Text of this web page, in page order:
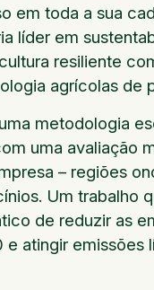
em toda a sua
líder em
resiliente
agrícolas de
metodologia
uma avaliação
– regiões
Um trabalho
de reduzir as
atingir emissões